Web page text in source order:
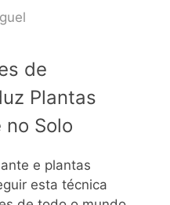
de
Plantas
no Solo
e plantas
esta técnica